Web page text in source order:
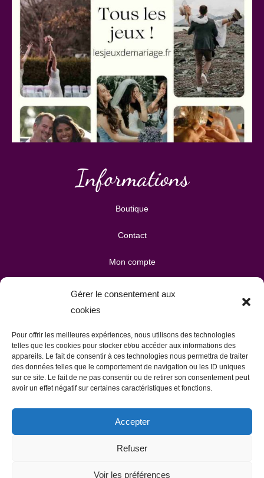
Gérer le consentement aux
cookies
Pour offrir les meilleures expériences, nous utilisons des technologies
telles que les cookies pour stocker et/ou accéder aux informations des
appareils. Le fait de consentir à ces technologies nous permettra de traiter
des données telles que le comportement de navigation ou les ID uniques
sur ce site. Le fait de ne pas consentir ou de retirer son consentement peut
avoir un effet négatif sur certaines caractéristiques et fonctions.
Accepter
Refuser
Voir les préférences
Informations
Boutique
Contact
Mon compte
Publicité & partenariats
Politique de cookies (UE)